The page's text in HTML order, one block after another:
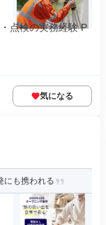
点検の実務経験 P
気になる
にも携われる